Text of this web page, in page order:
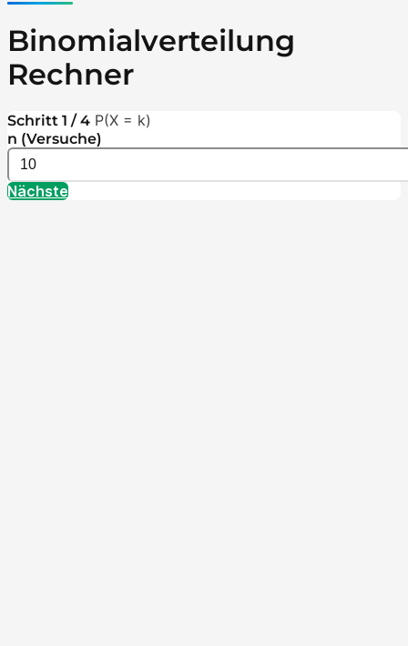
Binomialverteilung
Rechner
Schritt 1 / 4 P(X = k)
n (Versuche)
Nächste